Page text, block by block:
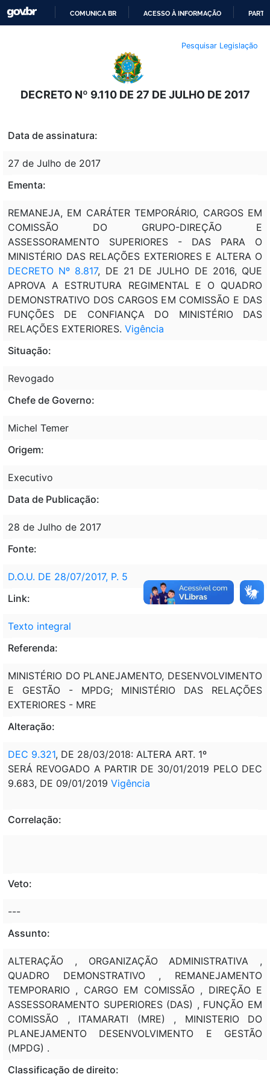
O
CONTEÚDO
COMUNICA BR ACESSO À INFORMAÇÃO
Pesquisar Legislação
DECRETO Nº 9.110 DE 27 DE JULHO DE 2017
Data de assinatura:
27 de Julho de 2017
Ementa:
REMANEJA, EM CARÁTER TEMPORÁRIO, CARGOS EM
COMISSÃO DO GRUPO-DIREÇÃO E
ASSESSORAMENTO SUPERIORES - DAS PARA O
MINISTÉRIO DAS RELAÇÕES EXTERIORES E ALTERA O
DECRETO Nº 8.817, DE 21 DE JULHO DE 2016, QUE
APROVA A ESTRUTURA REGIMENTAL E O QUADRO
DEMONSTRATIVO DOS CARGOS EM COMISSÃO E DAS
FUNÇÕES DE CONFIANÇA DO MINISTÉRIO DAS
RELAÇÕES EXTERIORES. Vigência
Situação:
Revogado
Chefe de Governo:
Michel Temer
Origem:
Executivo
Data de Publicação:
28 de Julho de 2017
Fonte:
D.O.U. DE 28/07/2017, P. 5
Link:
Texto integral
Referenda:
MINISTÉRIO DO PLANEJAMENTO, DESENVOLVIMENTO
E GESTÃO - MPDG; MINISTÉRIO DAS RELAÇÕES
EXTERIORES - MRE
Alteração:
DEC 9.321, DE 28/03/2018: ALTERA ART. 1º
SERÁ REVOGADO A PARTIR DE 30/01/2019 PELO DEC
9.683, DE 09/01/2019 Vigência
Correlação:
Veto:
---
Assunto:
ALTERAÇÃO , ORGANIZAÇÃO ADMINISTRATIVA ,
QUADRO DEMONSTRATIVO , REMANEJAMENTO
TEMPORARIO , CARGO EM COMISSÃO , DIREÇÃO E
ASSESSORAMENTO SUPERIORES (DAS) , FUNÇÃO EM
COMISSÃO , ITAMARATI (MRE) , MINISTERIO DO
PLANEJAMENTO DESENVOLVIMENTO E GESTÃO
(MPDG) .
Classificação de direito: